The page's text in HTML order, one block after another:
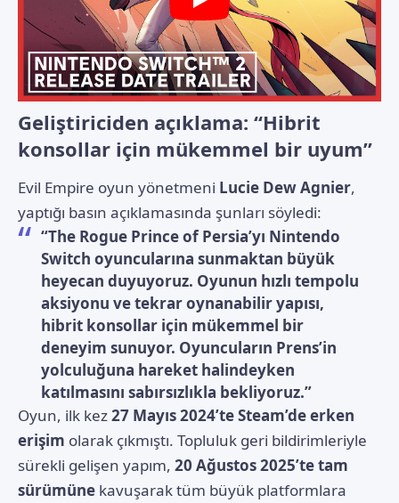
Geliştiriciden açıklama: “Hibrit
konsollar için mükemmel bir uyum”
Evil Empire oyun yönetmeni Lucie Dew Agnier,
yaptığı basın açıklamasında şunları söyledi:
“The Rogue Prince of Persia’yı Nintendo
Switch oyuncularına sunmaktan büyük
heyecan duyuyoruz. Oyunun hızlı tempolu
aksiyonu ve tekrar oynanabilir yapısı,
hibrit konsollar için mükemmel bir
deneyim sunuyor. Oyuncuların Prens’in
yolculuğuna hareket halindeyken
katılmasını sabırsızlıkla bekliyoruz.”
Oyun, ilk kez27 Mayıs 2024’te Steam’de erken
erişim olarak çıkmıştı. Topluluk geri bildirimleriyle
sürekli gelişen yapım, 20 Ağustos 2025’te tam
sürümüne kavuşarak tüm büyük platformlara